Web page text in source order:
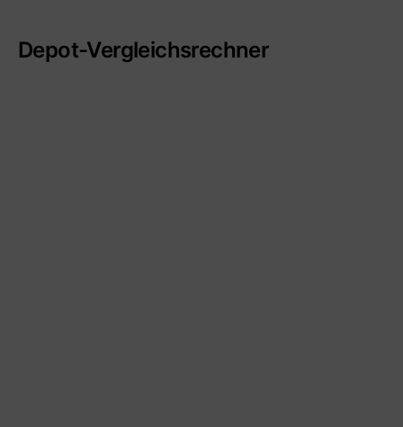
Depot-Vergleichsrechner